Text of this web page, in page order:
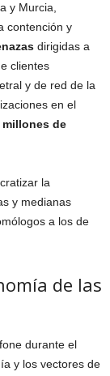
y Murcia,
contención y
dirigidas a
clientes
y de red de la
en el
millones de
la
y medianas
a los de
de las
durante el
y los vectores de